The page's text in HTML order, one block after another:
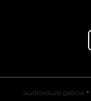
audiovisual galicia •